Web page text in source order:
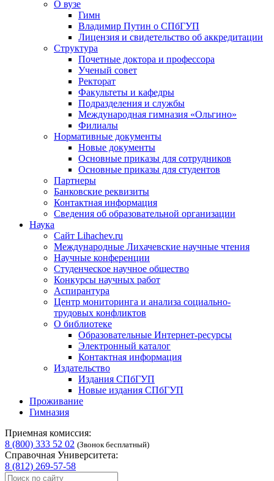
О вузе
Гимн
Владимир Путин о СПбГУП
Лицензия и свидетельство об аккредитации
Структура
Почетные доктора и профессора
Ученый совет
Ректорат
Факультеты и кафедры
Подразделения и службы
Международная гимназия «Ольгино»
Филиалы
Нормативные документы
Новые документы
Основные приказы для сотрудников
Основные приказы для студентов
Партнеры
Банковские реквизиты
Контактная информация
Сведения об образовательной организации
Наука
Сайт Lihachev.ru
Международные Лихачевские научные чтения
Научные конференции
Студенческое научное общество
Конкурсы научных работ
Аспирантура
Центр мониторинга и анализа социально-
трудовых конфликтов
О библиотеке
Образовательные Интернет-ресурсы
Электронный каталог
Контактная информация
Издательство
Издания СПбГУП
Новые издания СПбГУП
Проживание
Гимназия
Приемная комиссия:
8 (800) 333 52 02 (Звонок бесплатный)
Справочная Университета:
8 (812) 269-57-58